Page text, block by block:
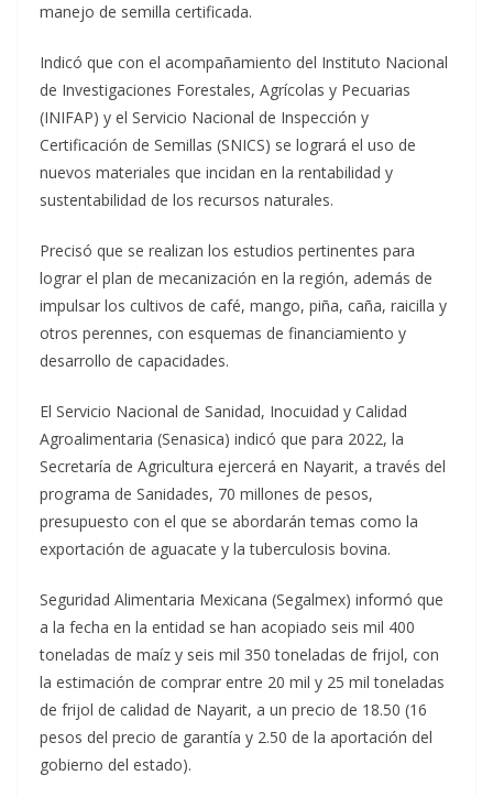
manejo de semilla certificada.
Indicó que con el acompañamiento del Instituto Nacional
de Investigaciones Forestales, Agrícolas y Pecuarias
(INIFAP) y el Servicio Nacional de Inspección y
Certificación de Semillas (SNICS) se logrará el uso de
nuevos materiales que incidan en la rentabilidad y
sustentabilidad de los recursos naturales.
Precisó que se realizan los estudios pertinentes para
lograr el plan de mecanización en la región, además de
impulsar los cultivos de café, mango, piña, caña, raicilla y
otros perennes, con esquemas de financiamiento y
desarrollo de capacidades.
El Servicio Nacional de Sanidad, Inocuidad y Calidad
Agroalimentaria (Senasica) indicó que para 2022, la
Secretaría de Agricultura ejercerá en Nayarit, a través del
programa de Sanidades, 70 millones de pesos,
presupuesto con el que se abordarán temas como la
exportación de aguacate y la tuberculosis bovina.
Seguridad Alimentaria Mexicana (Segalmex) informó que
a la fecha en la entidad se han acopiado seis mil 400
toneladas de maíz y seis mil 350 toneladas de frijol, con
la estimación de comprar entre 20 mil y 25 mil toneladas
de frijol de calidad de Nayarit, a un precio de 18.50 (16
pesos del precio de garantía y 2.50 de la aportación del
gobierno del estado).